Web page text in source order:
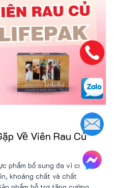
Về Viên Rau Củ
phẩm bổ sung đa vi chất
khoáng chất và chất